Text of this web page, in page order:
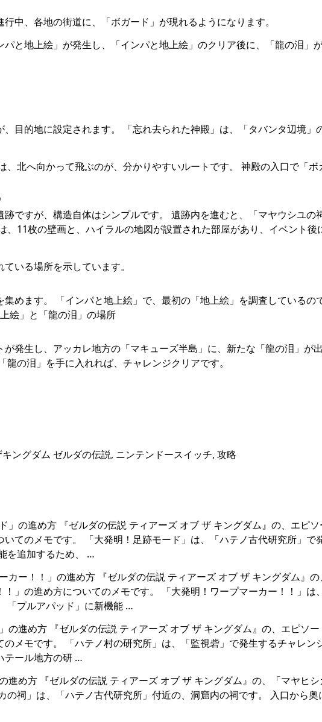
中、各地の街道に、「ボガード」が現れるようになります。
パと地上絵」が発生し、「インパと地上絵」のクリア後に、「龍の泪」
目的地に設定されます。 「忘れ去られた神殿」は、「タバンタ辺境」
、北へ向かって飛ぶのが、分かりやすいルートです。 神殿の入口で「ボ
跡ですが、構造自体はシンプルです。 遺跡内を進むと、「マヤウシユの
、11枚の壁画と、ハイラルの地図が設置された部屋があり、イベント後
いる場所を示しています。
めます。 「インパと地上絵」で、最初の「地上絵」を調査しているの
絵」と「龍の泪」の場所
発生し、アッカレ地方の「マキューズ半島」に、新たな「龍の泪」が
の泪」を手に入れれば、チャレンジクリアです。
ングダム ゼルダの伝説, ニンテンドースイッチ, 攻略
」の進め方 『ゼルダの伝説 ティアーズ オブ ザ キングダム』の、エピ
てのメモです。 「大発明！足跡モード」は、「ハテノ古代研究所」で
を追加するため、 …
カー！！」の進め方 『ゼルダの伝説 ティアーズ オブ ザ キングダム』
」の進め方についてのメモです。 「大発明！ワープマーカー！！」は
「プルアパッド」に新機能 …
の進め方 『ゼルダの伝説 ティアーズ オブ ザ キングダム』の、エピソ
メモです。 「ハテノ村の研究所」は、「監視砦」で発生するチャレン
テール地方の研 …
進め方 『ゼルダの伝説 ティアーズ オブ ザ キングダム』の、「マヤヒ
の祠」は、「ハテノ古代研究所」付近の、洞窟内の祠です。 入口から奥